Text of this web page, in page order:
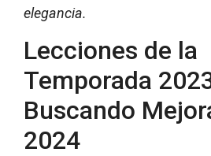
elegancia.
Lecciones de la
Temporada
Buscando
2024